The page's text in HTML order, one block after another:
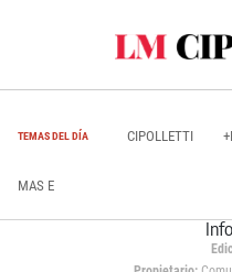
TEMAS DEL DÍA CIPOLLETTI
MAS E